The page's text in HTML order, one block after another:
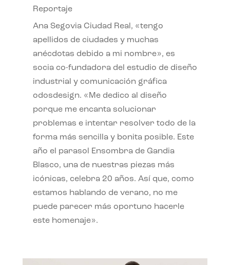
Reportaje
Ana Segovia Ciudad Real, «tengo
apellidos de ciudades y muchas
anécdotas debido a mi nombre», es
socia co-fundadora del estudio de diseño
industrial y comunicación gráfica
odosdesign. «Me dedico al diseño
porque me encanta solucionar
problemas e intentar resolver todo de la
forma más sencilla y bonita posible. Este
año el parasol Ensombra de Gandia
Blasco, una de nuestras piezas más
icónicas, celebra 20 años. Así que, como
estamos hablando de verano, no me
puede parecer más oportuno hacerle
este homenaje».